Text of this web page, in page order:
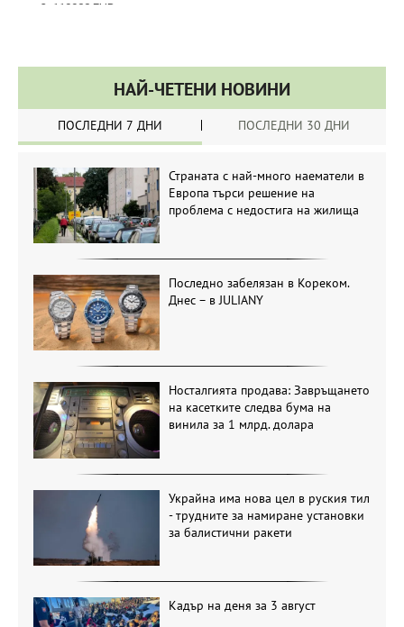
НАЙ-ЧЕТЕНИ НОВИНИ
ПОСЛЕДНИ 7 ДНИ ПОСЛЕДНИ 30 ДНИ
Страната с най-много наематели в
Европа търси решение на
проблема с недостига на жилища
Последно забелязан в Кореком.
Днес – в JULIANY
Носталгията продава: Завръщането
на касетките следва бума на
винила за 1 млрд. долара
Украйна има нова цел в руския тил
- трудните за намиране установки
за балистични ракети
Кадър на деня за 3 август